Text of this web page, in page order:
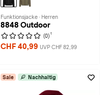
Funktionsjacke · Herren
8848 Outdoor
(0) 1
CHF 40,99 UVP CHF 82,99
Sale Nachhaltig